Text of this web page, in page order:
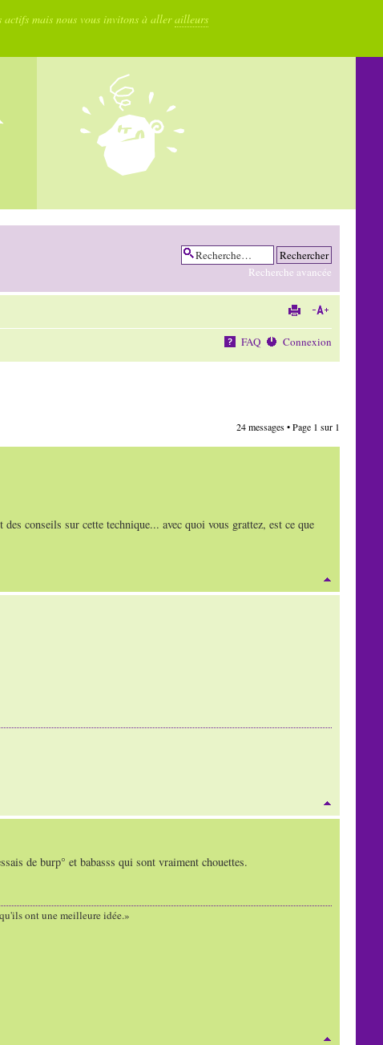
mais nous vous invitons à allerailleurs
Recherche avancée
FAQ Connexion
24 messages • Page 1 sur 1
conseils sur cette technique... avec quoi vous grattez, est ce que
de burp° et babasss qui sont vraiment chouettes.
ont une meilleure idée.»